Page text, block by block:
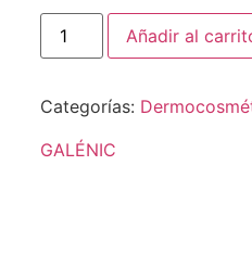
Añadir al
Categorías:
GALÉNIC